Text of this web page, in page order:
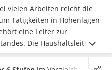
vielen Arbeiten reicht die
eine Leiter zur
mit
, Schiebe- oder klassische
vereinen auch mehrere